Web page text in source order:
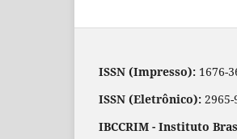
ISSN (Impresso): 1676-
ISSN (Eletrônico): 2965-
IBCCRIM - Instituto